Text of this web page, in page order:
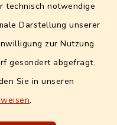
technisch notwendige
Darstellung unserer
zur Nutzung
gesondert abgefragt.
Sie in unseren
.